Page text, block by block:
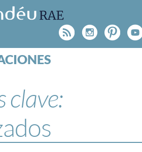
Rss
BLOG
clave: